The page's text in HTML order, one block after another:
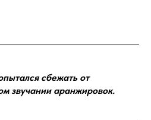
сбежать от
звучании аранжировок.